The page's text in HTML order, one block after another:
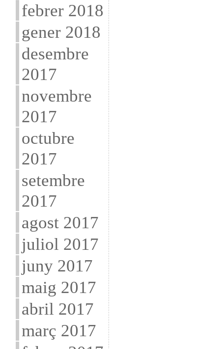
febrer 2018
gener 2018
desembre
2017
novembre
2017
octubre
2017
setembre
2017
agost 2017
juliol 2017
juny 2017
maig 2017
abril 2017
març 2017